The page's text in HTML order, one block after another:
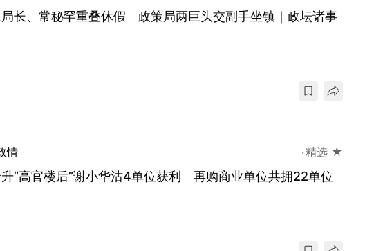
长、常秘罕重叠休假 政策局两巨头交副手坐镇｜政坛诸事
情 精选 ★
“高官楼后”谢小华沽4单位获利 再购商业单位共拥22单位